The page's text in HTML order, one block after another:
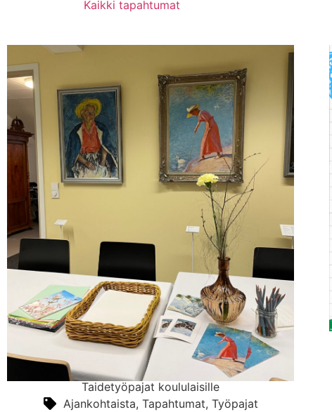
Kaikki tapahtumat
Taidetyöpajat koululaisille
Ajankohtaista, Tapahtumat, Työpajat